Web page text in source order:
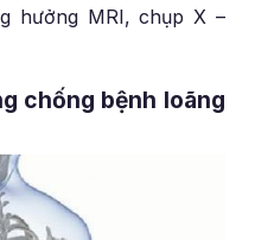
hưởng MRI, chụp X –
chống bệnh loãng